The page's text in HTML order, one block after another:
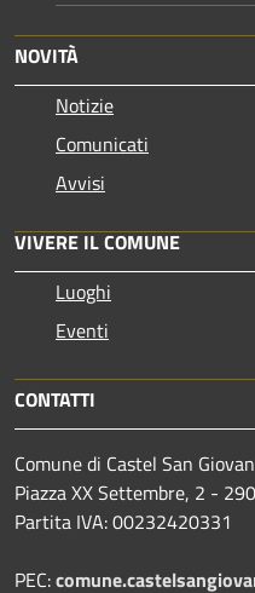
NOVITÀ
Notizie
Comunicati
Avvisi
VIVERE IL COMUNE
Luoghi
Eventi
CONTATTI
Comune di Castel San
Piazza XX Settembre, 2 -
Partita IVA: 00232420331
PEC: